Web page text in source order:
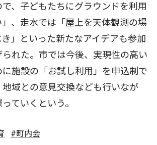
、子どもたちにグラウンドを利用
」、走水では「屋上を天体観測の場
」といった新たなアイデアも参加
れた。市では今後、実現性の高い
施設の「お試し利用」を申込制で
域との意見交換なども行いなが
ていくという。
#町内会